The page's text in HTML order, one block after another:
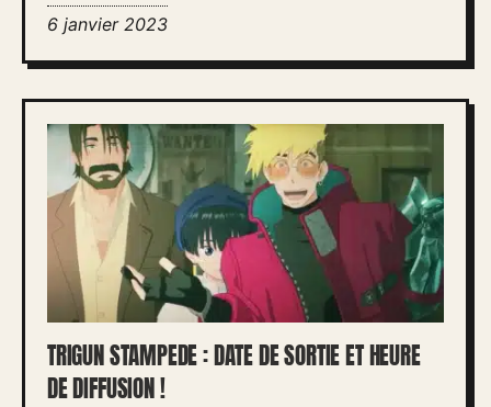
6 janvier 2023
TRIGUN STAMPEDE : DATE DE SORTIE ET HEURE
DE DIFFUSION !